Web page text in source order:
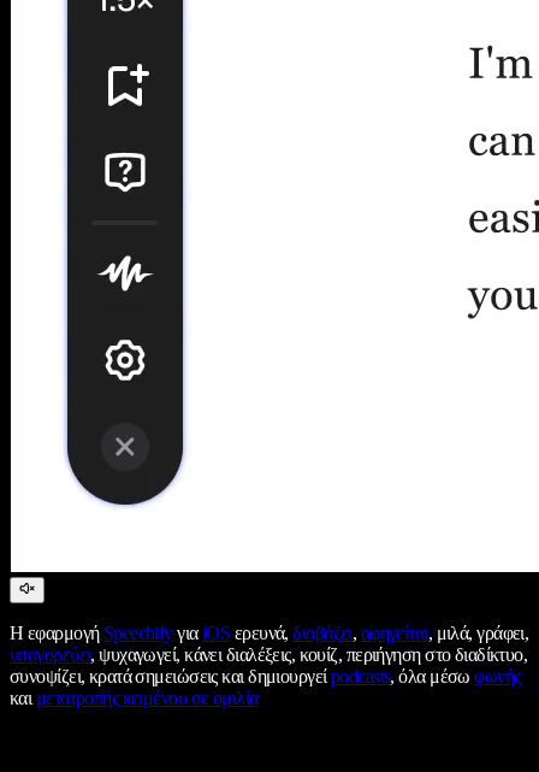
Η εφαρμογή SpeechifyγιαiOS ερευνά,διαβάζει, αφηγείται, μιλά, γράφει,
υπαγορεύει, ψυχαγωγεί, κάνει διαλέξεις, κουίζ, περιήγηση στο διαδίκτυο,
συνοψίζει, κρατά σημειώσεις και δημιουργείpodcasts, όλα μέσωφωνής
καιμετατροπής κειμένου σε ομιλία